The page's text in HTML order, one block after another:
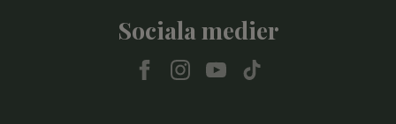
Sociala medier